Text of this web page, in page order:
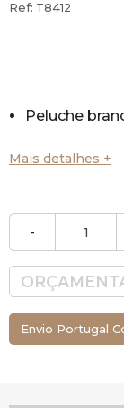
Ref: T8412
Peluche
Mais detalhes +
-
Envio Portugal